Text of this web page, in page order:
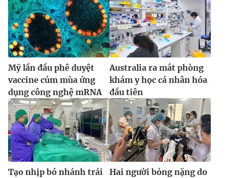
Mỹ lần đầu phê duyệt
vaccine cúm mùa ứng
dụng công nghệ mRNA
Australia ra mắt phòng
khám y học cá nhân hóa
đầu tiên
Tạo nhịp bó nhánh trái
Hai người bỏng nặng do